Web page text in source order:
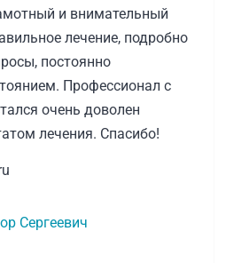
и внимательный
лечение, подробно
постоянно
Профессионал с
очень доволен
лечения. Спасибо!
Сергеевич